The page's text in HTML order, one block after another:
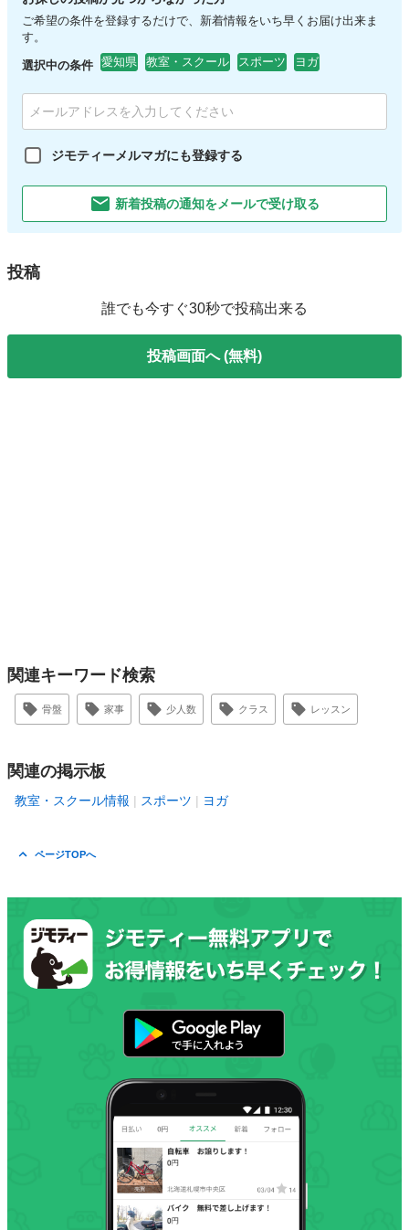
ご希望の条件を登録するだけで、新着情報をいち早くお届け出来ま
す。
選択中の条件 愛知県 教室・スクール スポーツ ヨガ
ジモティーメルマガにも登録する
新着投稿の通知をメールで受け取る
投稿
誰でも今すぐ30秒で投稿出来る
投稿画面へ (無料)
関連キーワード検索
骨盤 家事 少人数 クラス レッスン
関連の掲示板
教室・スクール情報 スポーツ ヨガ
ページTOPへ